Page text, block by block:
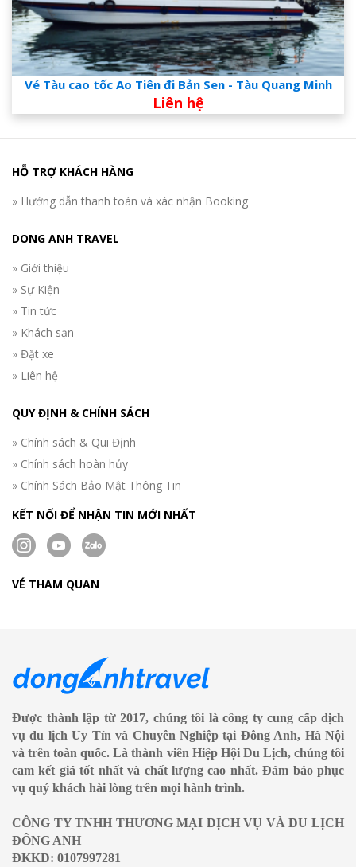
Vé Tàu cao tốc Ao Tiên đi Bản Sen - Tàu Quang Minh
Liên hệ
HỖ TRỢ KHÁCH HÀNG
» Hướng dẫn thanh toán và xác nhận Booking
DONG ANH TRAVEL
» Giới thiệu
» Sự Kiện
» Tin tức
» Khách sạn
» Đặt xe
» Liên hệ
QUY ĐỊNH & CHÍNH SÁCH
» Chính sách & Qui Định
» Chính sách hoàn hủy
» Chính Sách Bảo Mật Thông Tin
KẾT NỐI ĐỂ NHẬN TIN MỚI NHẤT
VÉ THAM QUAN
Được thành lập từ 2017, chúng tôi là công ty cung cấp dịch
vụ du lịch Uy Tín và Chuyên Nghiệp tại Đông Anh, Hà Nội
và trên toàn quốc. Là thành viên Hiệp Hội Du Lịch, chúng tôi
cam kết giá tốt nhất và chất lượng cao nhất. Đảm bảo phục
vụ quý khách hài lòng trên mọi hành trình.
CÔNG TY TNHH THƯƠNG MẠI DỊCH VỤ VÀ DU LỊCH
ĐÔNG ANH
ĐKKD: 0107997281